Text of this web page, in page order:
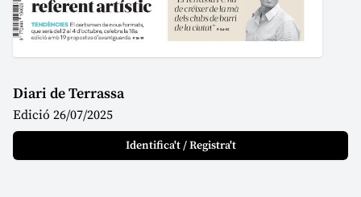
Diari de Terrassa
Edició 26/07/2025
Identifica't / Registra't